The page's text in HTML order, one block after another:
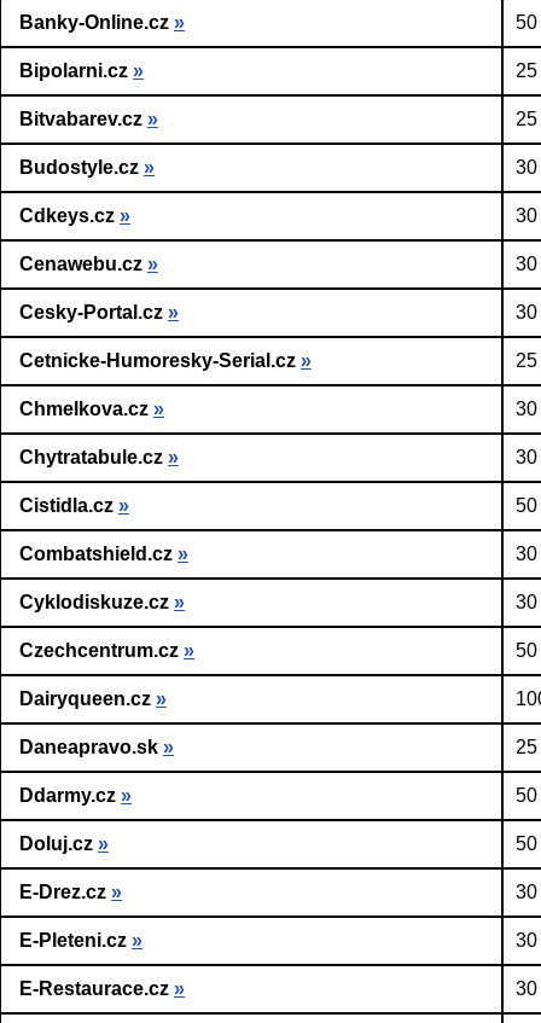
Banky-Online.cz » 50
Bipolarni.cz »
Bitvabarev.cz »
Budostyle.cz » 30
Cdkeys.cz » 30
Cenawebu.cz » 30
Cesky-Portal.cz » 30
Cetnicke-Humoresky-Serial.cz »
Chmelkova.cz » 30
Chytratabule.cz » 30
Cistidla.cz » 50
Combatshield.cz » 30
Cyklodiskuze.cz » 30
Czechcentrum.cz » 50
Dairyqueen.cz »
Daneapravo.sk »
Ddarmy.cz » 50
Doluj.cz » 50
E-Drez.cz » 30
E-Pleteni.cz » 30
E-Restaurace.cz » 30